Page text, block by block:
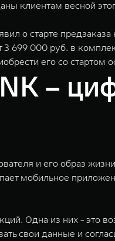
клиентам весной
о старте
699 000 руб. в
его со стартом
–
и его образ
мобильное
Одна из них - это
свои данные и